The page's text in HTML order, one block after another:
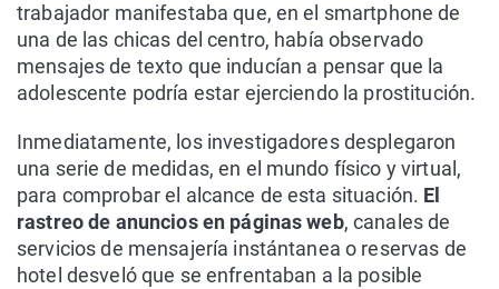
trabajador manifestaba que, en el smartphone de
una de las chicas del centro, había observado
mensajes de texto que inducían a pensar que la
adolescente podría estar ejerciendo la prostitución.
Inmediatamente, los investigadores desplegaron
una serie de medidas, en el mundo físico y virtual,
para comprobar el alcance de esta situación. El
rastreo de anuncios en páginas web, canales de
servicios de mensajería instántanea o reservas de
hotel desveló que se enfrentaban a la posible